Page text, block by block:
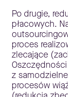
Po drugie,
płacowych.
proces
zlecające
z
procesów